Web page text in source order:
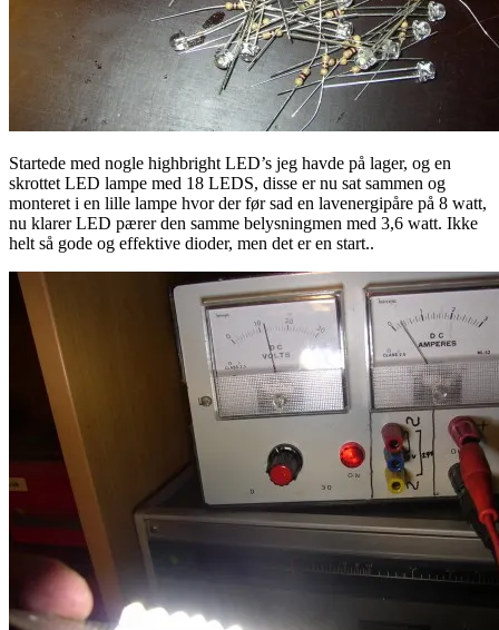
Startede med nogle highbright LED’s jeg havde på lager, og en
skrottet LED lampe med 18 LEDS, disse er nu sat sammen og
monteret i en lille lampe hvor der før sad en lavenergipåre på 8 watt,
nu klarer LED pærer den samme belysningmen med 3,6 watt. Ikke
helt så gode og effektive dioder, men det er en start..